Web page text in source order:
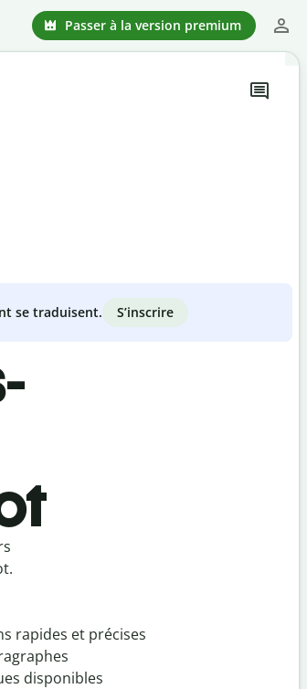
Passer à la version premium
se traduisent. S’inscrire
rapides et précises
disponibles